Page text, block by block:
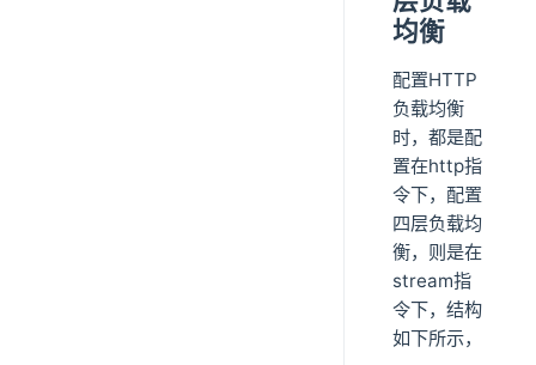
均衡
配置HTTP
负载均衡
时，都是配
置在http指
令下，配置
四层负载均
衡，则是在
stream指
令下，结构
如下所示，